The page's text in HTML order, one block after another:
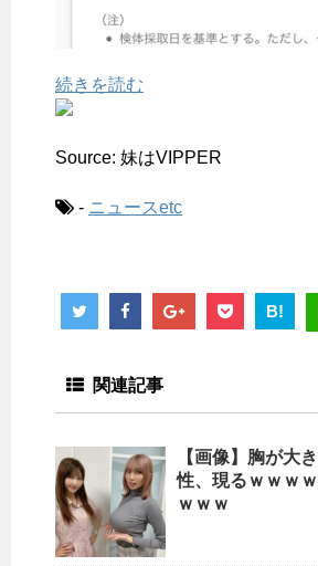
続きを読む
Source: 妹はVIPPER
- ニュースetc
B!
関連記事
【画像】胸が大
性、現るｗｗｗ
ｗｗｗ